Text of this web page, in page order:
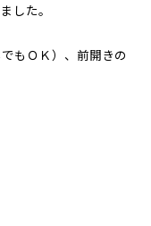
した。
もＯＫ）、前開きの